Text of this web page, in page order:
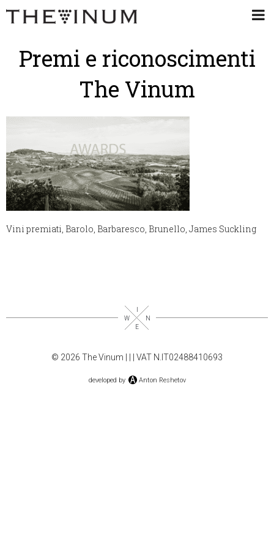
Premi e riconoscimenti
The Vinum
Vini premiati, Barolo, Barbaresco, Brunello, James Suckling
© 2026 The Vinum | | VAT N.IT02488410693
developed by Anton Reshetov